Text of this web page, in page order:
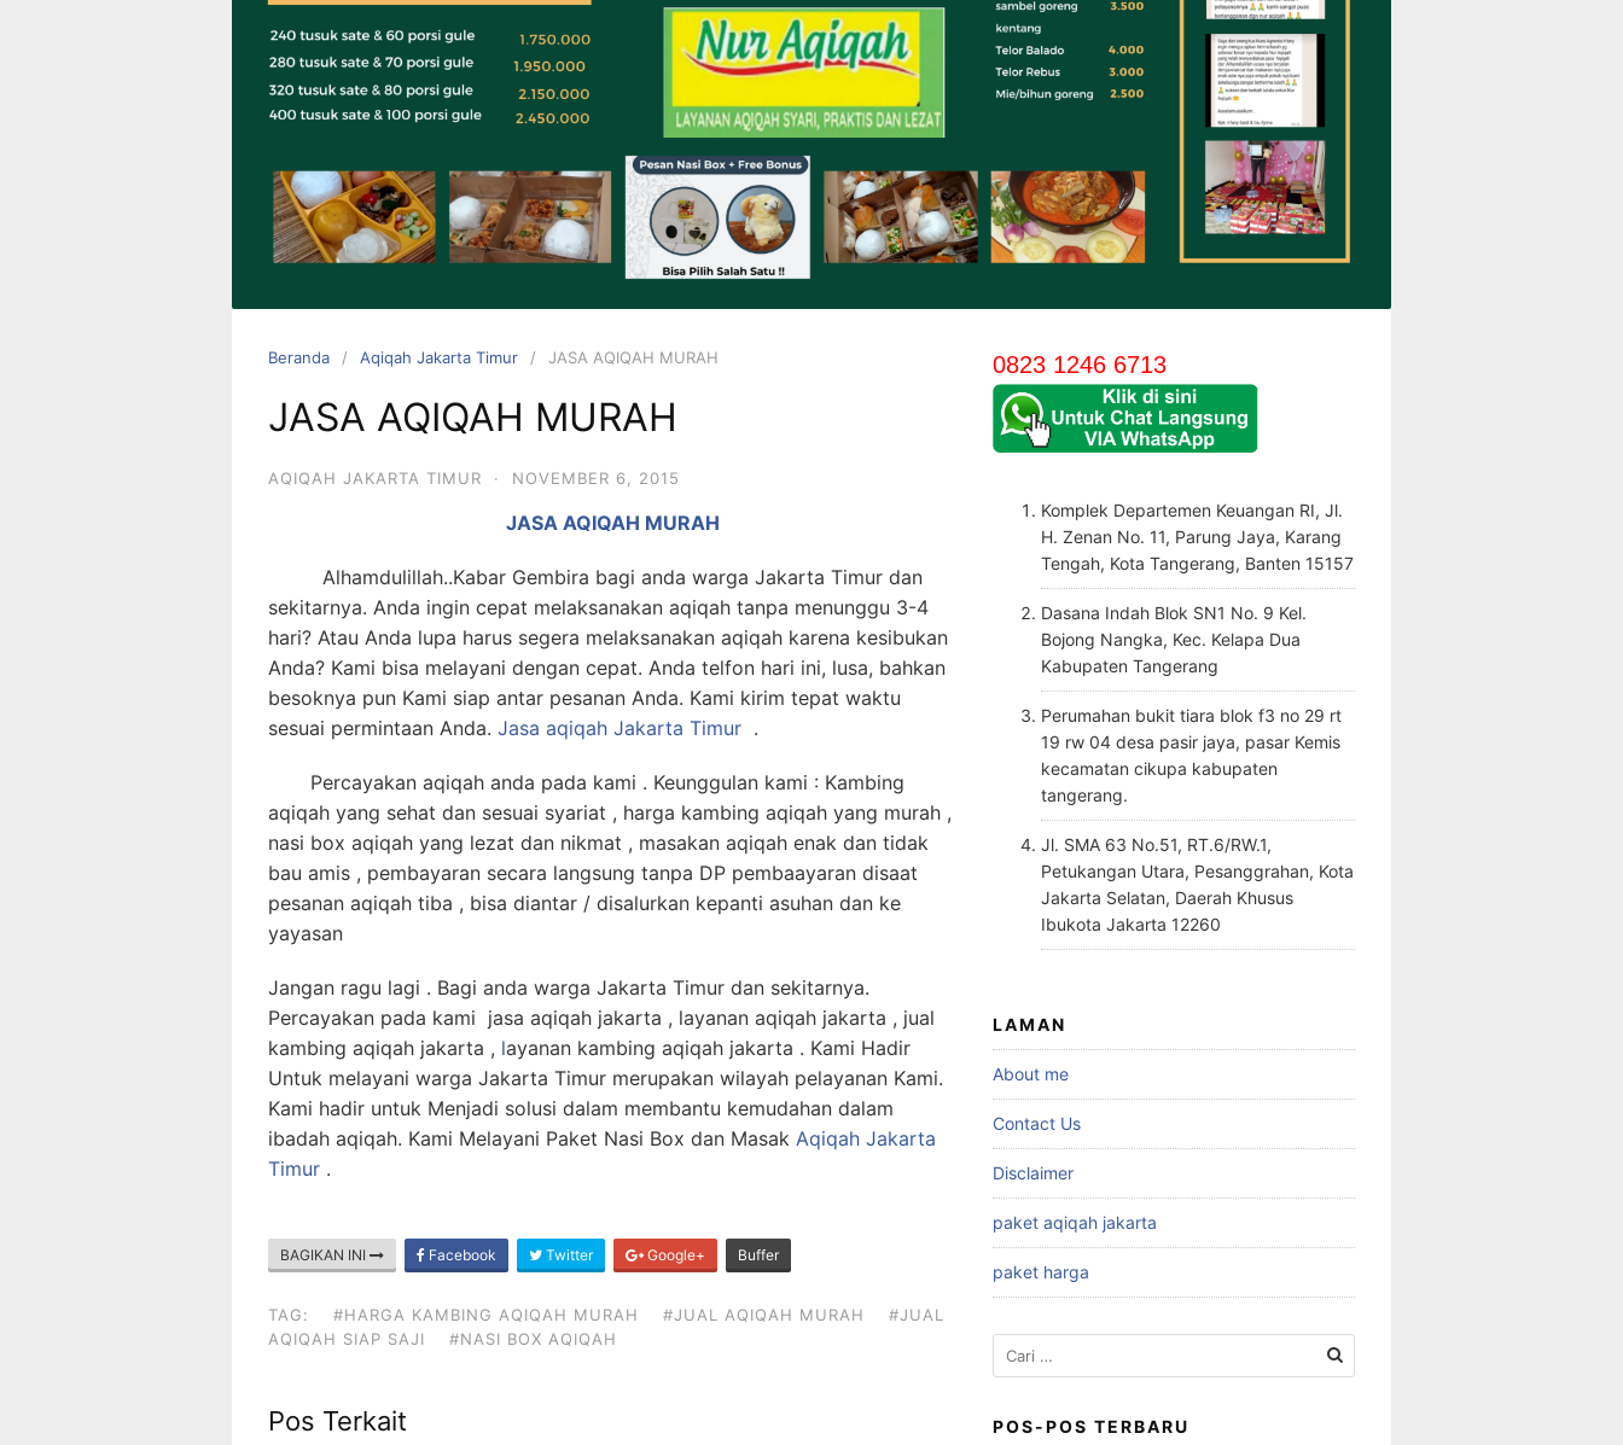
0823 1246
6713
Beranda Aqiqah Jakarta Timur JASA AQIQAH MURAH
JASA AQIQAH MURAH
AQIQAH JAKARTA TIMUR · NOVEMBER 6, 2015
JASA AQIQAH MURAH
Alhamdulillah..Kabar Gembira bagi anda warga Jakarta Timur dan
sekitarnya. Anda ingin cepat melaksanakan aqiqah tanpa menunggu 3-4
hari? Atau Anda lupa harus segera melaksanakan aqiqah karena kesibukan
Anda? Kami bisa melayani dengan cepat. Anda telfon hari ini, lusa, bahkan
besoknya pun Kami siap antar pesanan Anda. Kami kirim tepat waktu
sesuai permintaan Anda. Jasa aqiqah Jakarta Timur .
Percayakan aqiqah anda pada kami . Keunggulan kami : Kambing
aqiqah yang sehat dan sesuai syariat , harga kambing aqiqah yang murah ,
nasi box aqiqah yang lezat dan nikmat , masakan aqiqah enak dan tidak
bau amis , pembayaran secara langsung tanpa DP pembaayaran disaat
pesanan aqiqah tiba , bisa diantar / disalurkan kepanti asuhan dan ke
yayasan
Jangan ragu lagi . Bagi anda warga Jakarta Timur dan sekitarnya.
Percayakan pada kami jasa aqiqah jakarta , layanan aqiqah jakarta , jual
kambing aqiqah jakarta , layanan kambing aqiqah jakarta . Kami Hadir
Untuk melayani warga Jakarta Timur merupakan wilayah pelayanan Kami.
Kami hadir untuk Menjadi solusi dalam membantu kemudahan dalam
ibadah aqiqah. Kami Melayani Paket Nasi Box dan Masak Aqiqah Jakarta
Timur .
BAGIKAN INI Facebook Twitter Google+ Buffer
TAG: #HARGA KAMBING AQIQAH MURAH #JUAL AQIQAH MURAH
#JUAL
AQIQAH SIAP SAJI
#NASI BOX AQIQAH
Pos Terkait
0823 1246 6713
Komplek Departemen Keuangan RI, Jl.
H. Zenan No. 11, Parung Jaya, Karang
Tengah, Kota Tangerang, Banten 15157
Dasana Indah Blok SN1 No. 9 Kel.
Bojong Nangka, Kec. Kelapa Dua
Kabupaten Tangerang
Perumahan bukit tiara blok f3 no 29 rt
19 rw 04 desa pasir jaya, pasar Kemis
kecamatan cikupa kabupaten
tangerang.
Jl. SMA 63 No.51, RT.6/RW.1,
Petukangan Utara, Pesanggrahan, Kota
Jakarta Selatan, Daerah Khusus
Ibukota Jakarta 12260
LAMAN
About me
Contact Us
Disclaimer
paket aqiqah jakarta
paket harga
Cari
untuk:
POS-POS TERBARU